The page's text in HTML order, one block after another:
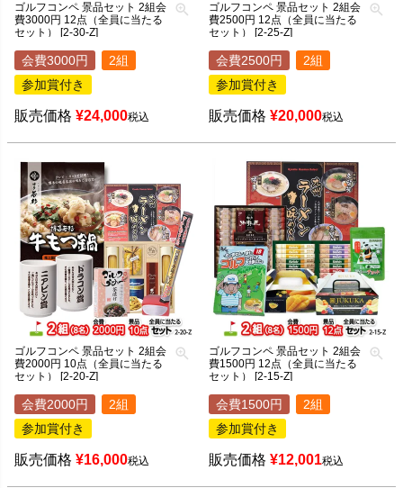
ゴルフコンペ 景品セット 2組会
費3000円 12点（全員に当たる
セット） [2-30-Z]
会費3000円
2組
参加賞付き
販売価格 ¥24,000税込
ゴルフコンペ 景品セット 2組会
費2500円 12点（全員に当たる
セット） [2-25-Z]
会費2500円
2組
参加賞付き
販売価格 ¥20,000税込
ゴルフコンペ 景品セット 2組会
費2000円 10点（全員に当たる
セット） [2-20-Z]
会費2000円
2組
参加賞付き
販売価格 ¥16,000税込
ゴルフコンペ 景品セット 2組会
費1500円 12点（全員に当たる
セット） [2-15-Z]
会費1500円
2組
参加賞付き
販売価格 ¥12,001税込